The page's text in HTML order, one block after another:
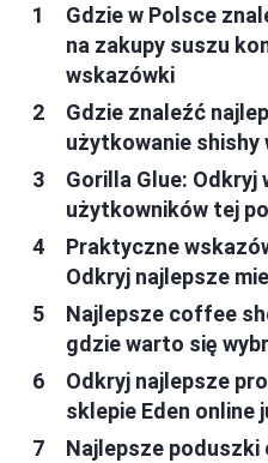
Gdzie w Polsce
na zakupy suszu
wskazówki
Gdzie znaleźć
użytkowanie shishy
Gorilla Glue: Odkryj
użytkowników tej
Praktyczne
Odkryj najlepsze
Najlepsze coffee
gdzie warto się
Odkryj najlepsze
sklepie Eden online
Najlepsze